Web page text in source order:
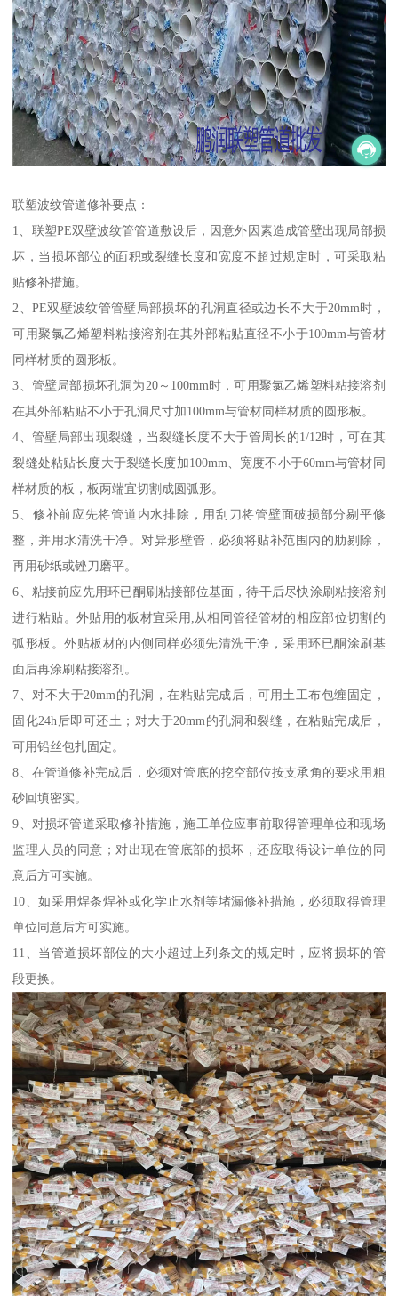
联塑波纹管道修补要点：
1、联塑PE双壁波纹管管道敷设后，因意外因素造成管壁出现局部损
坏，当损坏部位的面积或裂缝长度和宽度不超过规定时，可采取粘
贴修补措施。
2、PE双壁波纹管管壁局部损坏的孔洞直径或边长不大于20mm时，
可用聚氯乙烯塑料粘接溶剂在其外部粘贴直径不小于100mm与管材
同样材质的圆形板。
3、管壁局部损坏孔洞为20～100mm时，可用聚氯乙烯塑料粘接溶剂
在其外部粘贴不小于孔洞尺寸加100mm与管材同样材质的圆形板。
4、管壁局部出现裂缝，当裂缝长度不大于管周长的1/12时，可在其
裂缝处粘贴长度大于裂缝长度加100mm、宽度不小于60mm与管材同
样材质的板，板两端宜切割成圆弧形。
5、修补前应先将管道内水排除，用刮刀将管壁面破损部分剔平修
整，并用水清洗干净。对异形壁管，必须将贴补范围内的肋剔除，
再用砂纸或锉刀磨平。
6、粘接前应先用环已酮刷粘接部位基面，待干后尽快涂刷粘接溶剂
进行粘贴。外贴用的板材宜采用,从相同管径管材的相应部位切割的
弧形板。外贴板材的内侧同样必须先清洗干净，采用环已酮涂刷基
面后再涂刷粘接溶剂。
7、对不大于20mm的孔洞，在粘贴完成后，可用土工布包缠固定，
固化24h后即可还土；对大于20mm的孔洞和裂缝，在粘贴完成后，
可用铅丝包扎固定。
8、在管道修补完成后，必须对管底的挖空部位按支承角的要求用粗
砂回填密实。
9、对损坏管道采取修补措施，施工单位应事前取得管理单位和现场
监理人员的同意；对出现在管底部的损坏，还应取得设计单位的同
意后方可实施。
10、如采用焊条焊补或化学止水剂等堵漏修补措施，必须取得管理
单位同意后方可实施。
11、当管道损坏部位的大小超过上列条文的规定时，应将损坏的管
段更换。